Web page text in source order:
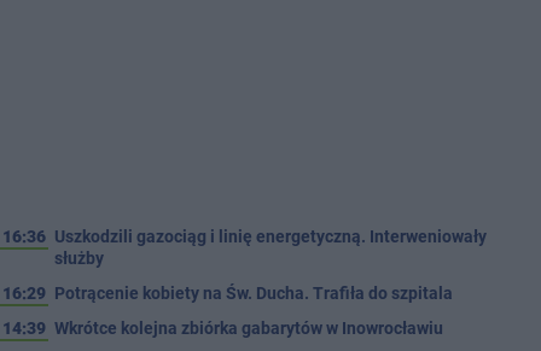
16:36 Uszkodzili gazociąg i linię energetyczną. Interweniowały
służby
16:29 Potrącenie kobiety na Św. Ducha. Trafiła do szpitala
14:39 Wkrótce kolejna zbiórka gabarytów w Inowrocławiu